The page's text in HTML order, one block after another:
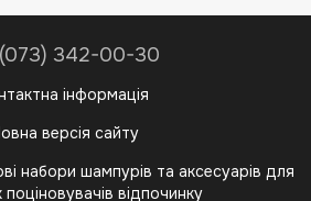
342-00-30
інформація
версія сайту
набори шампурів та аксесуарів для
поціновувачів відпочинку